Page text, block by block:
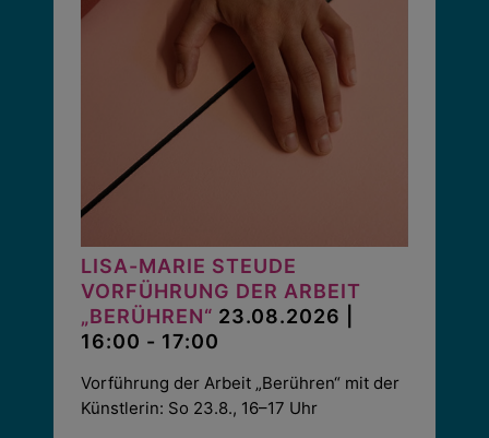
LISA-MARIE STEUDE
VORFÜHRUNG DER ARBEIT
„BERÜHREN“ 23.08.2026 |
16:00 - 17:00
Vorführung der Arbeit „Berühren“ mit der
Künstlerin: So 23.8., 16–17 Uhr